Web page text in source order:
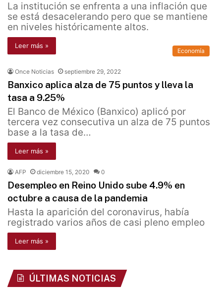
La institución se enfrenta a una inflación que
se está desacelerando pero que se mantiene
en niveles históricamente altos.
Leer más »
Economía
Once Noticias septiembre 29, 2022
Banxico aplica alza de 75 puntos y lleva la
tasa a 9.25%
El Banco de México (Banxico) aplicó por
tercera vez consecutiva un alza de 75 puntos
base a la tasa de…
Leer más »
AFP diciembre 15, 2020 0
Desempleo en Reino Unido sube 4.9% en
octubre a causa de la pandemia
Hasta la aparición del coronavirus, había
registrado varios años de casi pleno empleo
Leer más »
ÚLTIMAS NOTICIAS